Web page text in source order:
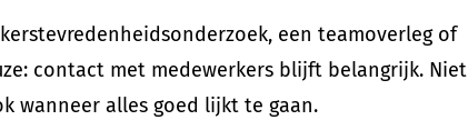
een teamoverleg of
contact met medewerkers blijft belangrijk. Niet
wanneer alles goed lijkt te gaan.